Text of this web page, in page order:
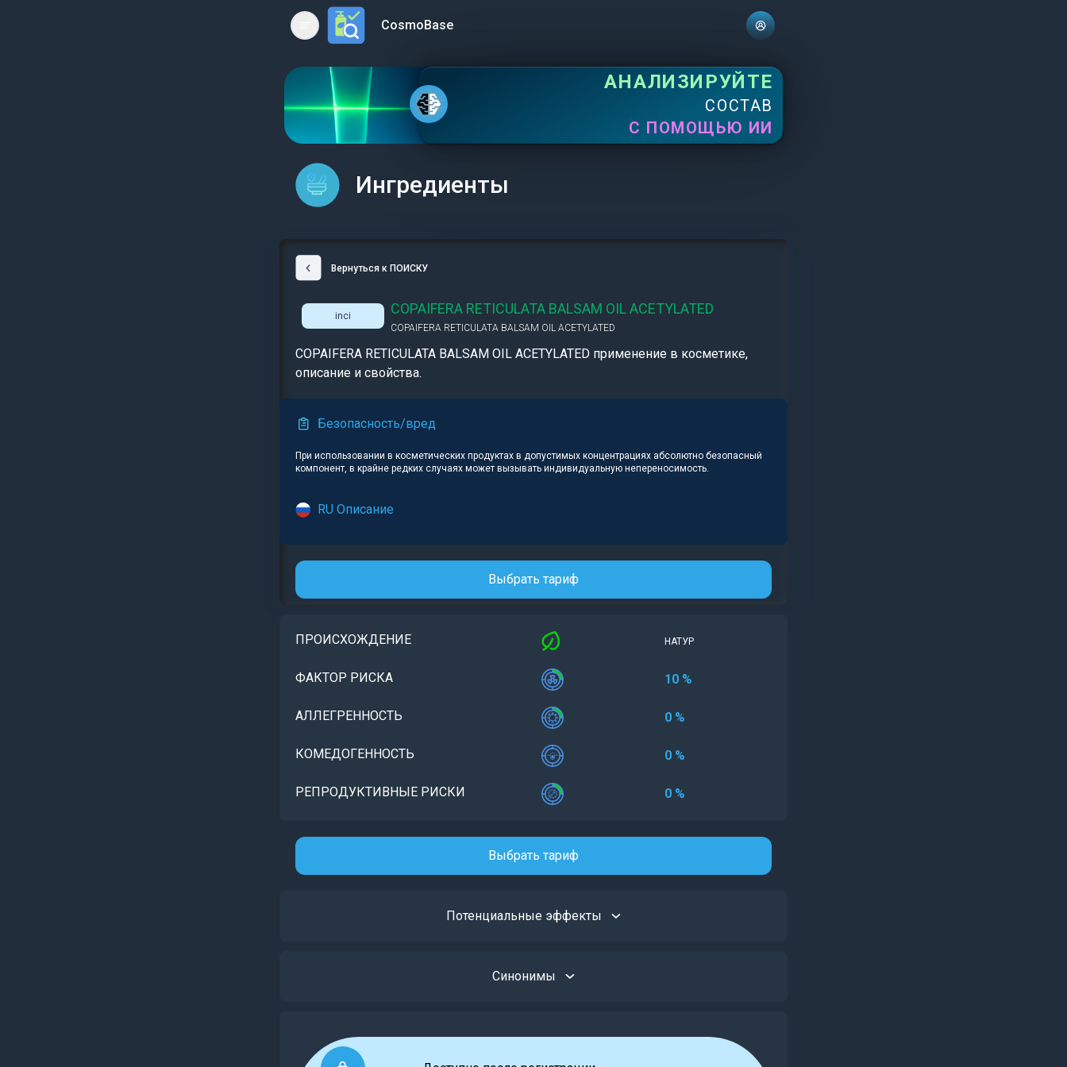
Open main menuCosmoBase
АНАЛИЗИРУЙТЕ
СОСТАВ
С ПОМОЩЬЮ ИИ
Ингредиенты
Вернуться к ПОИСКУ
inci COPAIFERA RETICULATA BALSAM OIL ACETYLATED
COPAIFERA RETICULATA BALSAM OIL ACETYLATED
COPAIFERA RETICULATA BALSAM OIL ACETYLATED применение в косметике,
описание и свойства.
Безопасность/вред
При использовании в косметических продуктах в допустимых концентрациях абсолютно безопасный
компонент, в крайне редких случаях может вызывать индивидуальную непереносимость.
RU Описание
Выбрать тариф
ПРОИСХОЖДЕНИЕ НАТУР
ФАКТОР РИСКА 10 %
АЛЛЕГРЕННОСТЬ 0 %
КОМЕДОГЕННОСТЬ 0 %
РЕПРОДУКТИВНЫЕ РИСКИ 0 %
Выбрать тариф
Потенциальные эффекты
Синонимы